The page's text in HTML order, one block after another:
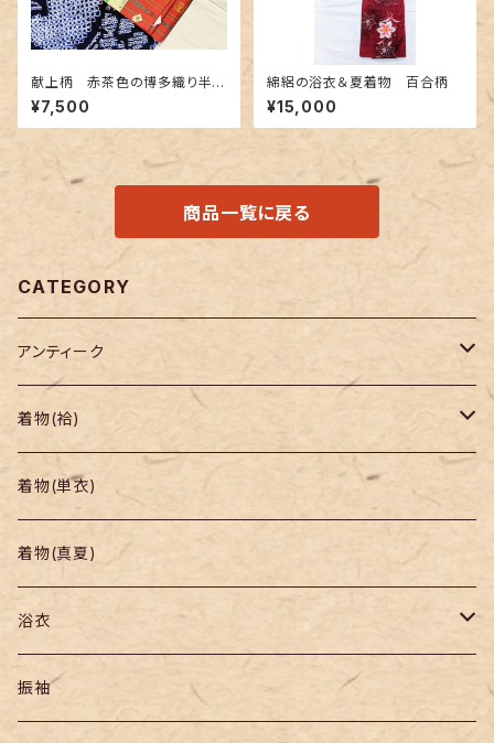
献上柄 赤茶色の博多織り半幅
帯
¥7,500
綿絽の浴衣＆夏着物 百合柄
¥15,000
商品一覧に戻る
CATEGORY
アンティーク
着物
帯
羽織り・道行
着物(袷)
小紋
色無地・江戸小紋
紬
訪問着・付下
着物(単衣)
着物(真夏)
浴衣
セオα・ポリ
振袖